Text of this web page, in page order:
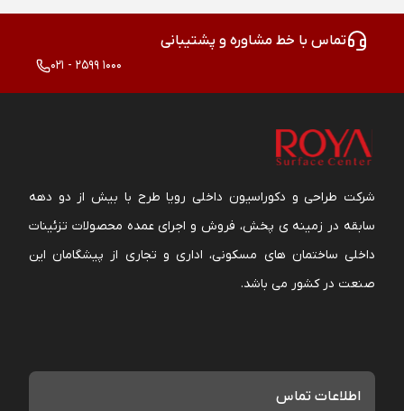
تماس با خط مشاوره و پشتیبانی
021 - 2599 1000
شرکت طراحی و دکوراسیون داخلی رویا طرح با بیش از دو دهه
سابقه در زمینه ی پخش، فروش و اجرای عمده محصولات تزئینات
داخلی ساختمان های مسکونی، اداری و تجاری از پیشگامان این
صنعت در کشور می باشد.
اطلاعات تماس